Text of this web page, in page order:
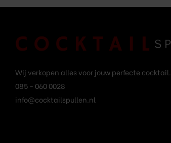
Wij verkopen alles voor jouw perfecte cocktail.
085 - 060 0028
info@cocktailspullen.nl